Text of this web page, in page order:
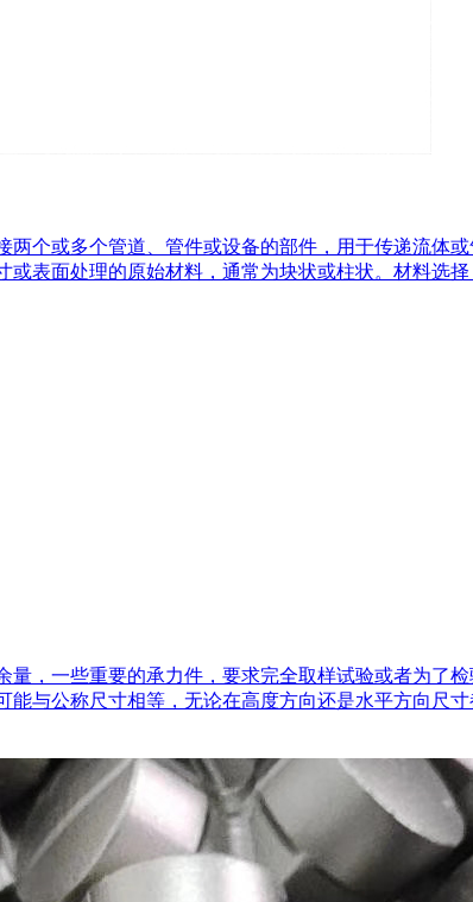
个或多个管道、管件或设备的部件，用于传递流体
表面处理的原始材料，通常为块状或柱状。材料选
，一些重要的承力件，要求完全取样试验或者为了
与公称尺寸相等，无论在高度方向还是水平方向尺